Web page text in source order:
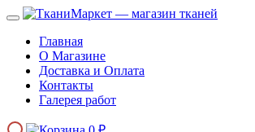
Главная
О Магазине
Доставка и Оплата
Контакты
Галерея работ